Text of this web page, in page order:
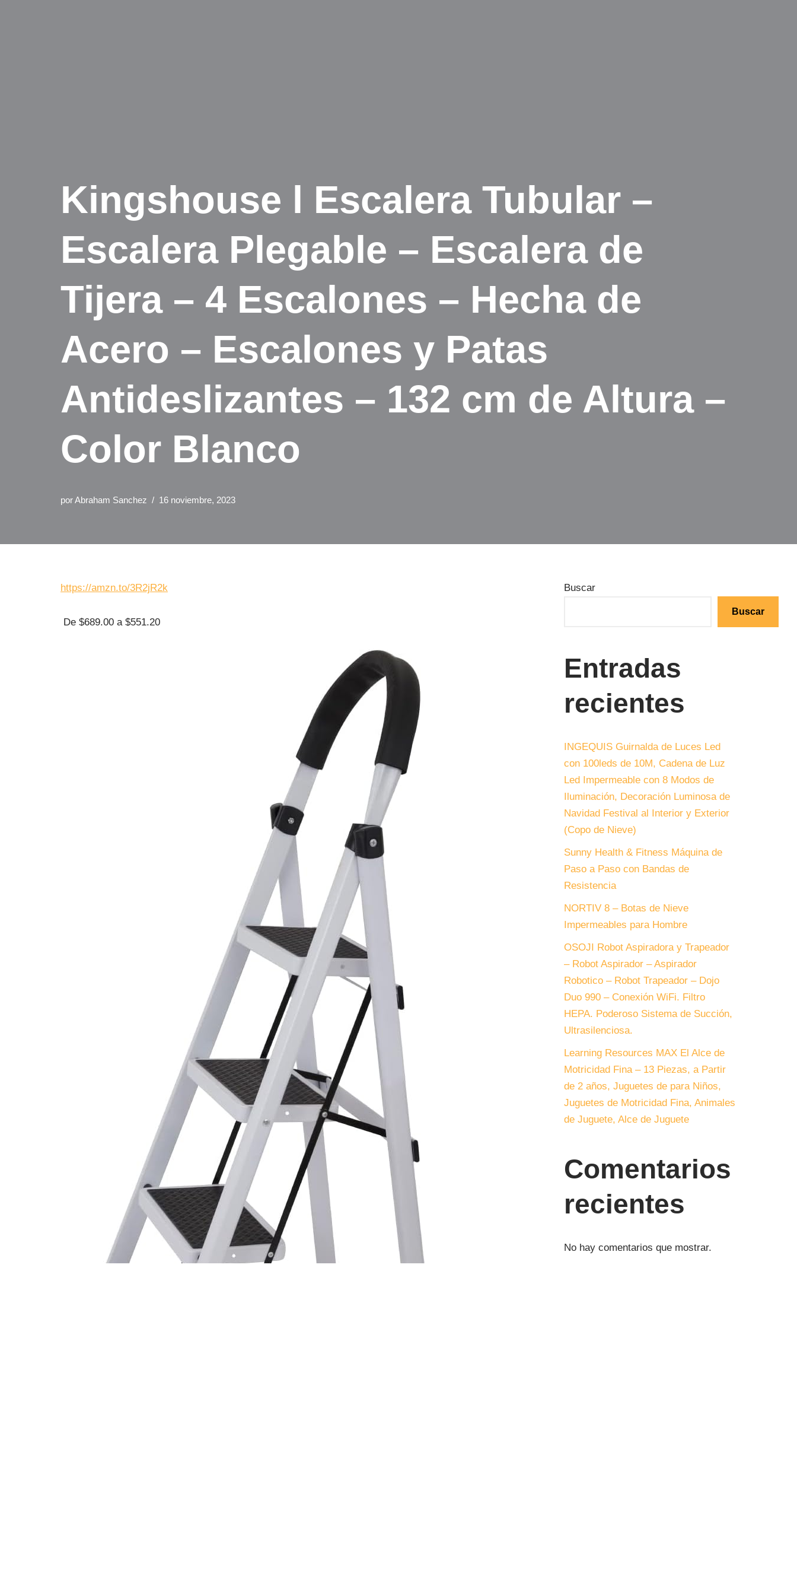
Kingshouse l Escalera Tubular –
Escalera Plegable – Escalera de
Tijera – 4 Escalones – Hecha de
Acero – Escalones y Patas
Antideslizantes – 132 cm de Altura –
Color Blanco
porAbraham Sanchez 16 noviembre, 2023
https://amzn.to/3R2jR2k
De $689.00 a $551.20
Buscar
Buscar
Entradas
recientes
INGEQUIS Guirnalda de Luces Led
con 100leds de 10M, Cadena de Luz
Led Impermeable con 8 Modos de
Iluminación, Decoración Luminosa de
Navidad Festival al Interior y Exterior
(Copo de Nieve)
Sunny Health & Fitness Máquina de
Paso a Paso con Bandas de
Resistencia
NORTIV 8 – Botas de Nieve
Impermeables para Hombre
OSOJI Robot Aspiradora y Trapeador
– Robot Aspirador – Aspirador
Robotico – Robot Trapeador – Dojo
Duo 990 – Conexión WiFi. Filtro
HEPA. Poderoso Sistema de Succión,
Ultrasilenciosa.
Learning Resources MAX El Alce de
Motricidad Fina – 13 Piezas, a Partir
de 2 años, Juguetes de para Niños,
Juguetes de Motricidad Fina, Animales
de Juguete, Alce de Juguete
Comentarios
recientes
No hay comentarios que mostrar.